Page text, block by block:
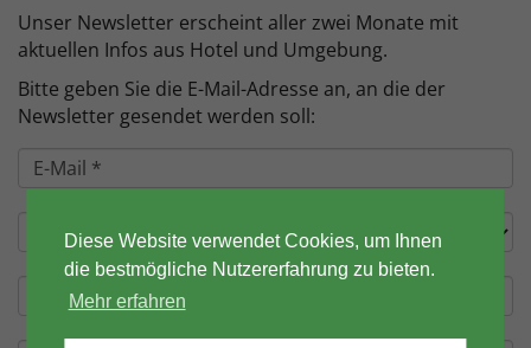
Diese Website verwendet Cookies, um Ihnen
die bestmögliche Nutzererfahrung zu bieten.
Mehr erfahren
Unser Newsletter erscheint aller zwei Monate mit
aktuellen Infos aus Hotel und Umgebung.
Bitte geben Sie die E-Mail-Adresse an, an die der
Newsletter gesendet werden soll: